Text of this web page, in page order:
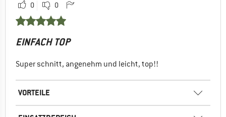
0 0
EINFACH TOP
Super schnitt, angenehm und leicht, top!!
VORTEILE